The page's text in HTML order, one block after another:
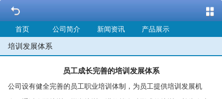
首页 公司简介 新闻资讯 产品展示
培训发展体系
员工成长完善的培训发展体系
公司设有健全完善的员工职业培训体制，为员工提供培训发展机